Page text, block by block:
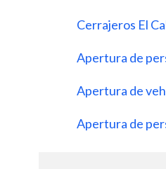
Cerrajeros El
Apertura de
Apertura de
Apertura de